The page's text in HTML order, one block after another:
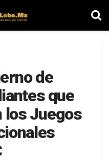
de
que
los Juegos